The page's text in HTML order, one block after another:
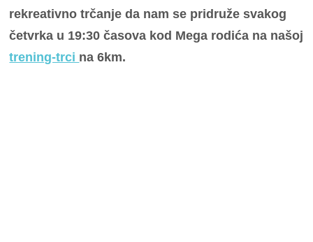
rekreativno trčanje da nam se pridruže svakog
četvrka u 19:30 časova kod Mega rodića na našoj
trening-trci na 6km.